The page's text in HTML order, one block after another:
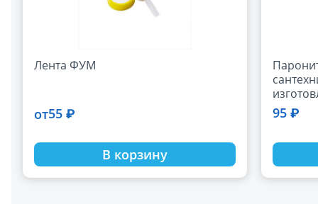
Лента ФУМ
от55 ₽
В корзину
(2 мм)
95 ₽